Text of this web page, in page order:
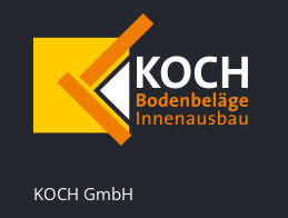
KOCH GmbH